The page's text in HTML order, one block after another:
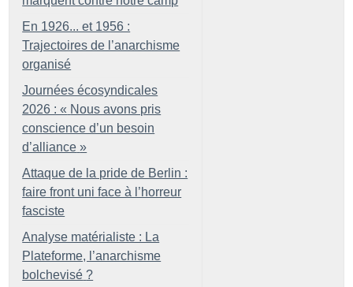
En 1926... et 1956 :
Trajectoires de l’anarchisme
organisé
Journées écosyndicales
2026 : « Nous avons pris
conscience d’un besoin
d’alliance »
Attaque de la pride de Berlin :
faire front uni face à l’horreur
fasciste
Analyse matérialiste : La
Plateforme, l’anarchisme
bolchevisé ?